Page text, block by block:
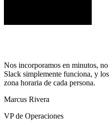
Nos incorporamos en minutos,
Slack simplemente funciona, y
zona horaria de cada persona.
Marcus Rivera
VP de Operaciones